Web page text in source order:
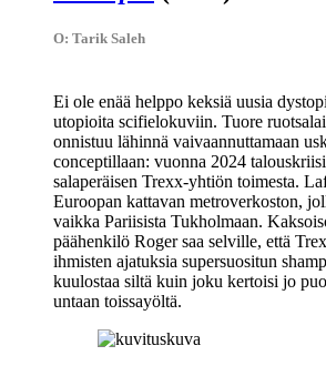
O: Tarik Saleh
Ei ole enää helppo keksiä uusia
utopioita scifielokuviin. Tuore
onnistuu lähinnä vaivaannuttamaan
conceptillaan: vuonna 2024
salaperäisen Trexx-yhtiön toimesta.
Euroopan kattavan metroverkoston,
vaikka Pariisista Tukholmaan.
päähenkilö Roger saa selville, että
ihmisten ajatuksia supersuositun
kuulostaa siltä kuin joku kertoisi jo
untaan toissayöltä.